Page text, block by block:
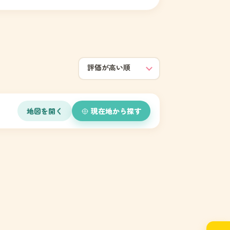
地図を開く 現在地から探す